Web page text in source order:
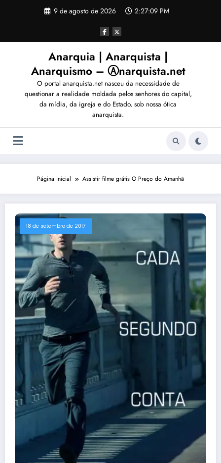
9 de agosto de 2026 2:27:12 PM
Anarquia | Anarquista |
Anarquismo – Ⓐnarquista.net
O portal anarquista.net nasceu da necessidade de
questionar a realidade moldada pelos senhores do capital,
da mídia, da igreja e do Estado, sob nossa ótica
anarquista.
Página inicial Assistir filme grátis O Preço do Amanhã
18 de setembro de 2017